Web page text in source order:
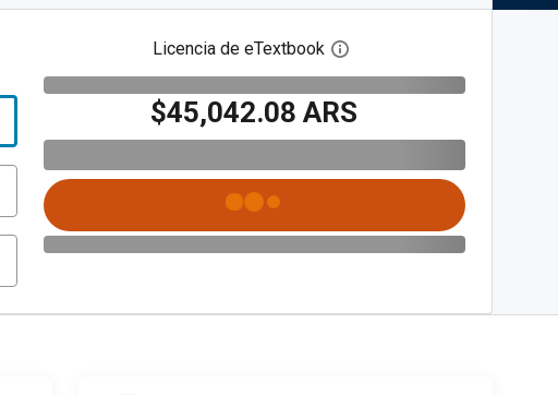
Licencia de eTextbook Abre el cuadro de diálogo
$45,042.08 ARS